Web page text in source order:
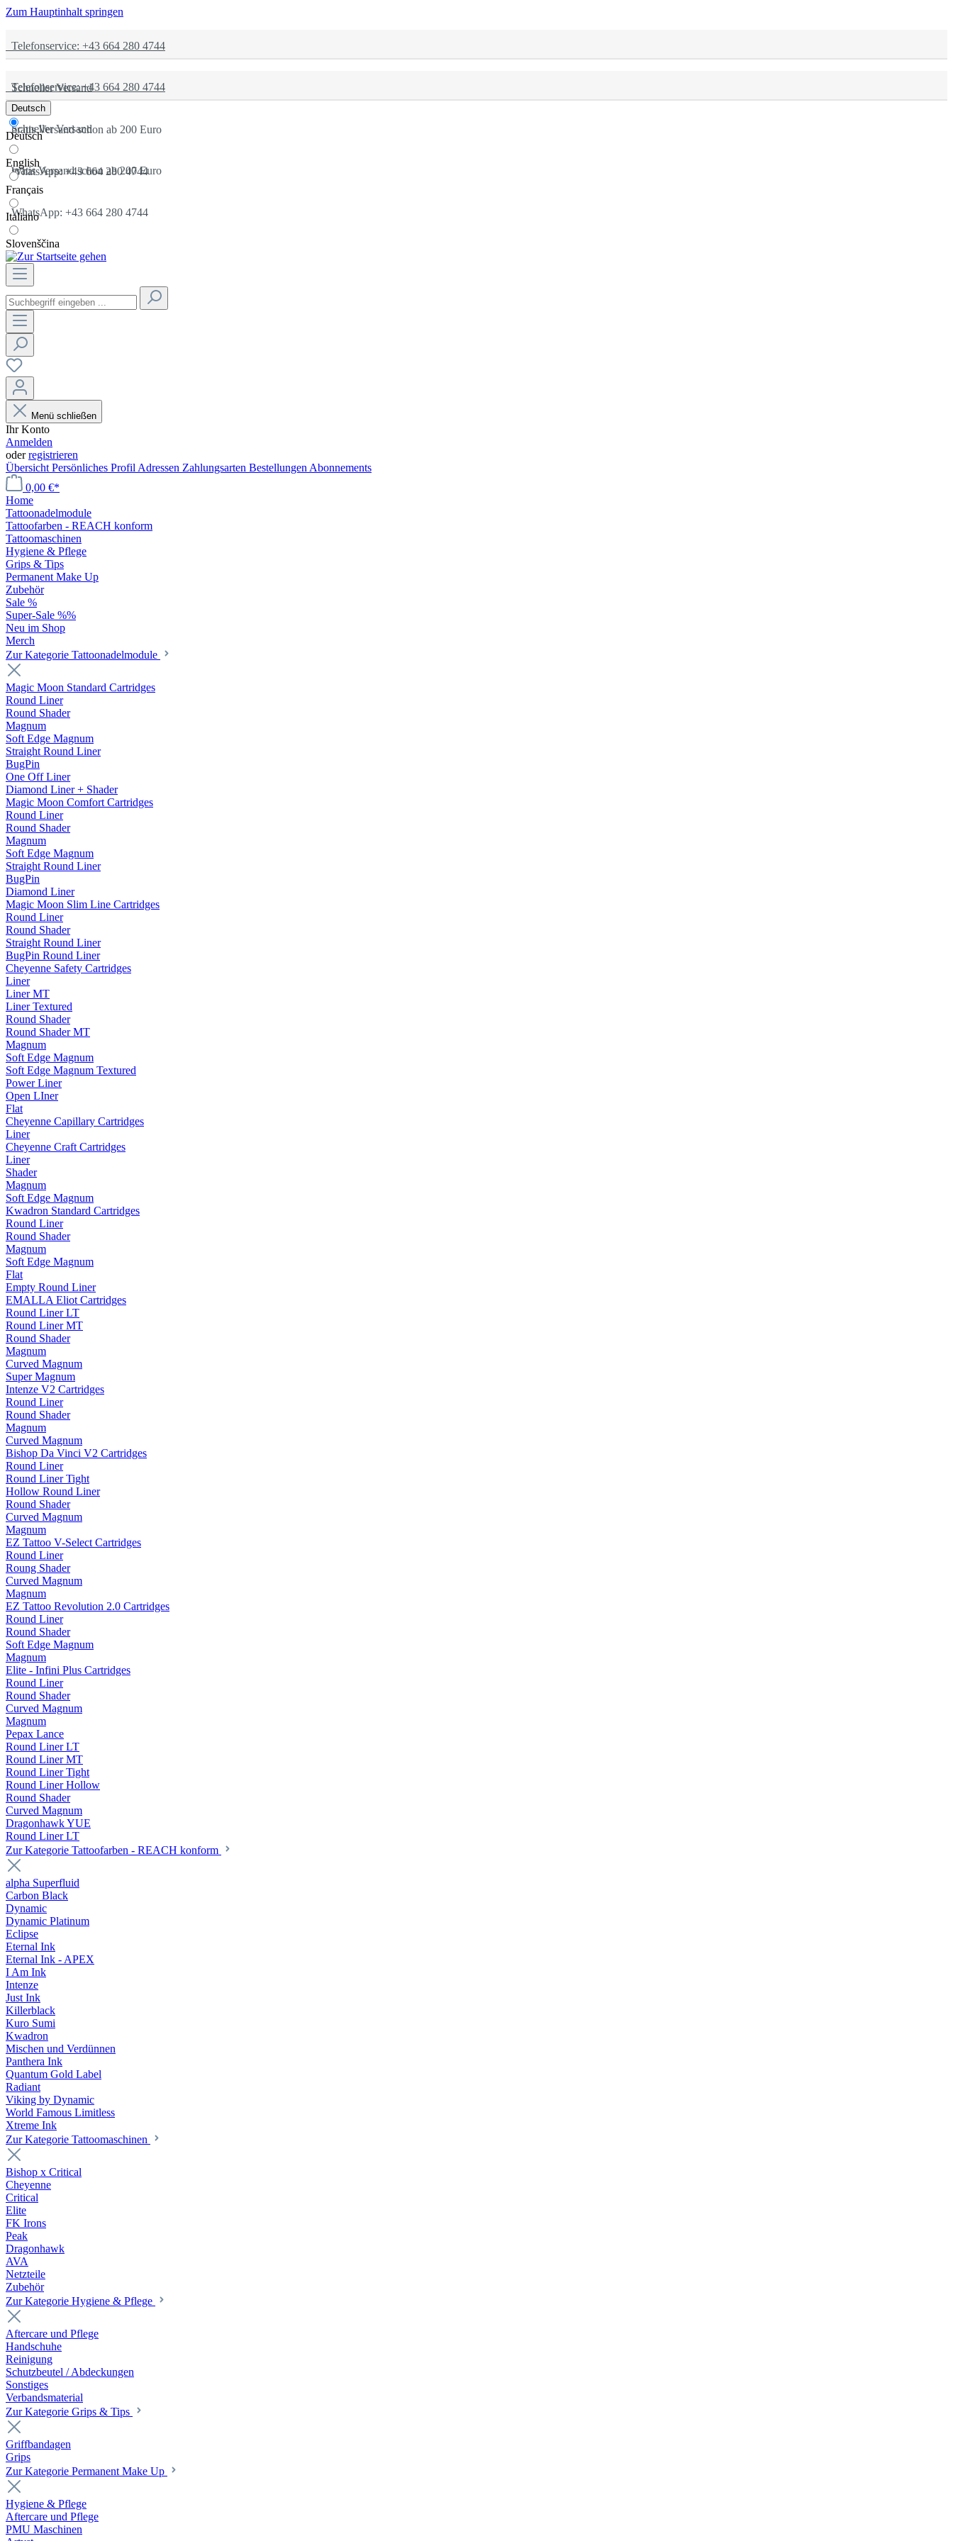
Zum Hauptinhalt springen
Telefonservice: +43 664 280 4744
Schneller Versand
gratis Versand schon ab 200 Euro
WhatsApp: +43 664 280 4744
Telefonservice: +43 664 280 4744
Schneller Versand
gratis Versand schon ab 200 Euro
WhatsApp: +43 664 280 4744
Deutsch
Deutsch
English
Français
Italiano
Slovenščina
Menü schließen
Ihr Konto
Anmelden
oderregistrieren
Übersicht Persönliches Profil Adressen Zahlungsarten Bestellungen Abonnements
0,00 €*
Home
Tattoonadelmodule
Tattoofarben - REACH konform
Tattoomaschinen
Hygiene & Pflege
Grips & Tips
Permanent Make Up
Zubehör
Sale %
Super-Sale %%
Neu im Shop
Merch
Zur Kategorie Tattoonadelmodule
Magic Moon Standard Cartridges
Round Liner
Round Shader
Magnum
Soft Edge Magnum
Straight Round Liner
BugPin
One Off Liner
Diamond Liner + Shader
Magic Moon Comfort Cartridges
Round Liner
Round Shader
Magnum
Soft Edge Magnum
Straight Round Liner
BugPin
Diamond Liner
Magic Moon Slim Line Cartridges
Round Liner
Round Shader
Straight Round Liner
BugPin Round Liner
Cheyenne Safety Cartridges
Liner
Liner MT
Liner Textured
Round Shader
Round Shader MT
Magnum
Soft Edge Magnum
Soft Edge Magnum Textured
Power Liner
Open LIner
Flat
Cheyenne Capillary Cartridges
Liner
Cheyenne Craft Cartridges
Liner
Shader
Magnum
Soft Edge Magnum
Kwadron Standard Cartridges
Round Liner
Round Shader
Magnum
Soft Edge Magnum
Flat
Empty Round Liner
EMALLA Eliot Cartridges
Round Liner LT
Round Liner MT
Round Shader
Magnum
Curved Magnum
Super Magnum
Intenze V2 Cartridges
Round Liner
Round Shader
Magnum
Curved Magnum
Bishop Da Vinci V2 Cartridges
Round Liner
Round Liner Tight
Hollow Round Liner
Round Shader
Curved Magnum
Magnum
EZ Tattoo V-Select Cartridges
Round Liner
Roung Shader
Curved Magnum
Magnum
EZ Tattoo Revolution 2.0 Cartridges
Round Liner
Round Shader
Soft Edge Magnum
Magnum
Elite - Infini Plus Cartridges
Round Liner
Round Shader
Curved Magnum
Magnum
Pepax Lance
Round Liner LT
Round Liner MT
Round Liner Tight
Round Liner Hollow
Round Shader
Curved Magnum
Dragonhawk YUE
Round Liner LT
Zur Kategorie Tattoofarben - REACH konform
alpha Superfluid
Carbon Black
Dynamic
Dynamic Platinum
Eclipse
Eternal Ink
Eternal Ink - APEX
I Am Ink
Intenze
Just Ink
Killerblack
Kuro Sumi
Kwadron
Mischen und Verdünnen
Panthera Ink
Quantum Gold Label
Radiant
Viking by Dynamic
World Famous Limitless
Xtreme Ink
Zur Kategorie Tattoomaschinen
Bishop x Critical
Cheyenne
Critical
Elite
FK Irons
Peak
Dragonhawk
AVA
Netzteile
Zubehör
Zur Kategorie Hygiene & Pflege
Aftercare und Pflege
Handschuhe
Reinigung
Schutzbeutel / Abdeckungen
Sonstiges
Verbandsmaterial
Zur Kategorie Grips & Tips
Griffbandagen
Grips
Zur Kategorie Permanent Make Up
Hygiene & Pflege
Aftercare und Pflege
PMU Maschinen